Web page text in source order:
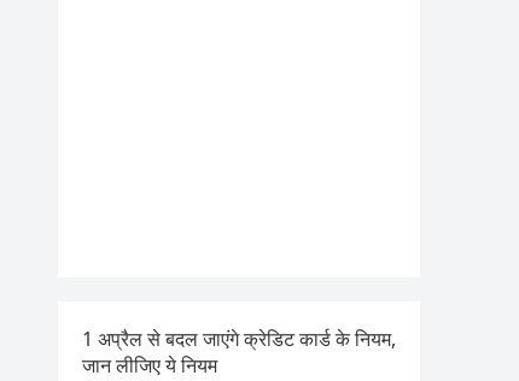
1 अप्रैल से बदल जाएंगे क्रेडिट कार्ड के नियम,
जान लीजिए ये नियम